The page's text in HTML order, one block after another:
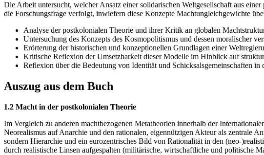
Die Arbeit untersucht, welcher Ansatz einer solidarischen Weltgesellschaft aus
die Forschungsfrage verfolgt, inwiefern diese Konzepte Machtungleichgewichte
Analyse der postkolonialen Theorie und ihrer Kritik an globalen
Untersuchung des Konzepts des Kosmopolitismus und dessen moralischer
Erörterung der historischen und konzeptionellen Grundlagen einer
Kritische Reflexion der Umsetzbarkeit dieser Modelle im Hinblick auf
Reflexion über die Bedeutung von Identität und Schicksalsgemeinschaften in
Auszug aus dem Buch
1.2 Macht in der postkolonialen Theorie
Im Vergleich zu anderen machtbezogenen Metatheorien innerhalb der
Neorealismus auf Anarchie und den rationalen, eigennützigen Akteur als zentrale
sondern Hierarchie und ein eurozentrisches Bild von Rationalität in den (neo-
durch realistische Linsen aufgespalten (militärische, wirtschaftliche und politische